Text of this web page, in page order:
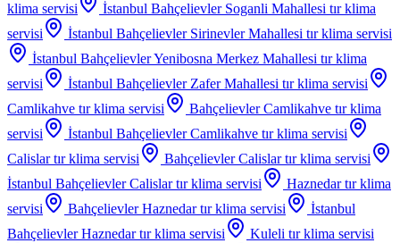
klima servisi
İstanbul Bahçelievler Soganli Mahallesi tır klima
servisi
İstanbul Bahçelievler Sirinevler Mahallesi tır klima servisi
İstanbul Bahçelievler Yenibosna Merkez Mahallesi tır klima
servisi
İstanbul Bahçelievler Zafer Mahallesi tır klima servisi
Camlikahve tır klima servisi Bahçelievler Camlikahve tır klima
servisi
İstanbul Bahçelievler Camlikahve tır klima servisi
Calislar tır klima servisi Bahçelievler Calislar tır klima servisi
İstanbul Bahçelievler Calislar tır klima servisi Haznedar tır klima
servisi
Bahçelievler Haznedar tır klima servisi
İstanbul
Bahçelievler Haznedar tır klima servisi Kuleli tır klima servisi